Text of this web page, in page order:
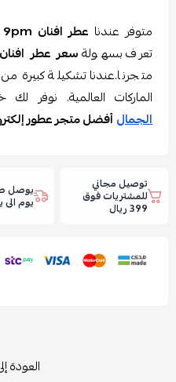
متوفر عندنا عطر افنان 9pm الأصلي
تعرف بسهولةسعر عطر افنان 9pm
متجرنا.عندنا تشكيلة كبيرة من
الماركات العالمية. نوفر
الجمالأفضل متجر عطور
توصيل مجاني
للمشتريات فوق
399 ريال
يوصل
يوم
العودة